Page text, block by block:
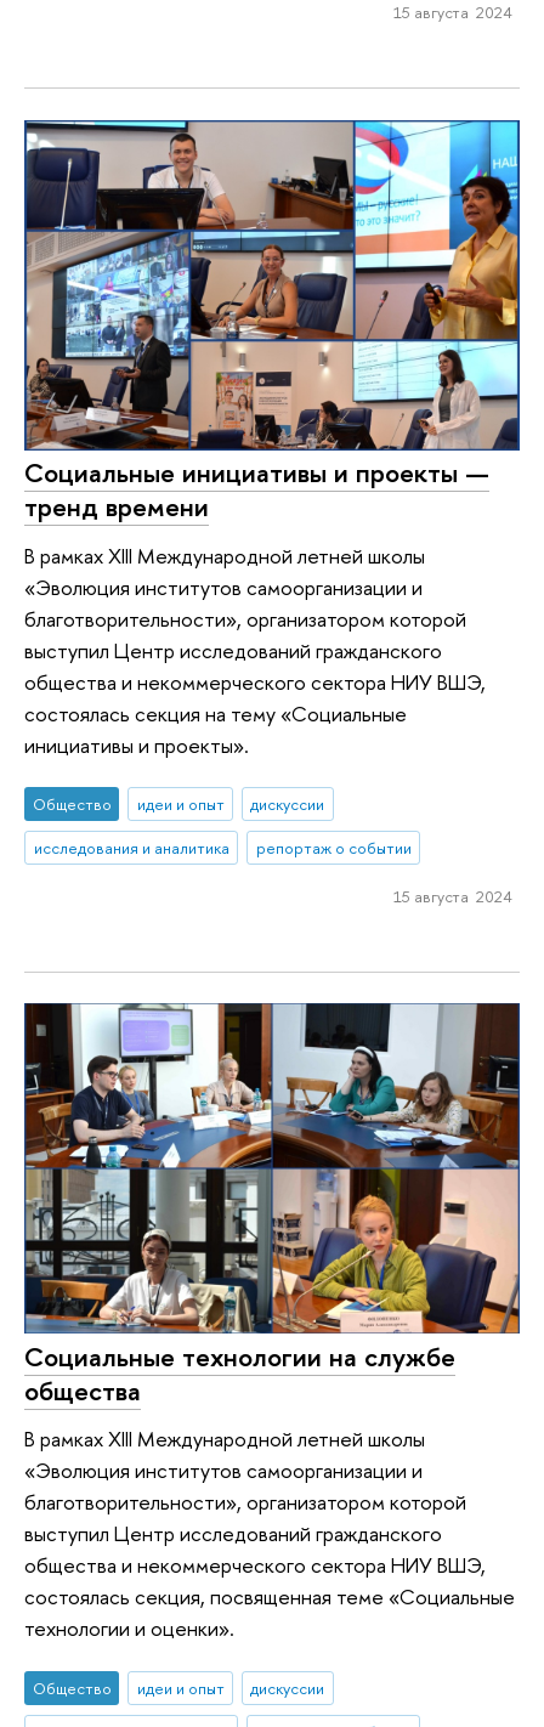
15 августа 2024
Социальные инициативы и проекты —
тренд времени
В рамках XIII Международной летней школы
«Эволюция институтов самоорганизации и
благотворительности», организатором которой
выступил Центр исследований гражданского
общества и некоммерческого сектора НИУ ВШЭ,
состоялась секция на тему «Социальные
инициативы и проекты».
Общество идеи и опыт
дискуссии
исследования и аналитика
репортаж о событии
15 августа 2024
Социальные технологии на службе
общества
В рамках XIII Международной летней школы
«Эволюция институтов самоорганизации и
благотворительности», организатором которой
выступил Центр исследований гражданского
общества и некоммерческого сектора НИУ ВШЭ,
состоялась секция, посвященная теме «Социальные
технологии и оценки».
Общество идеи и опыт
дискуссии